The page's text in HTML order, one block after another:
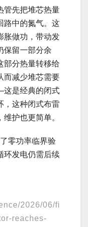
管先把堆芯热量
路中的氮气。这
胀做功，带动发
保留一部分余
部分热量转移给
而减少堆芯需要
是经典的闭式
，这种闭式布雷
护也更简单。
零功率临界验
环发电仍需后续
2026/06/fi
reaches-